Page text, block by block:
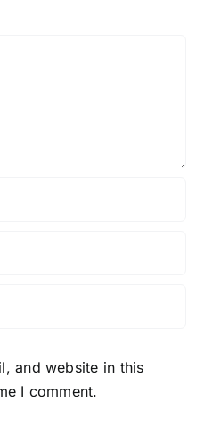
and website in this
I comment.